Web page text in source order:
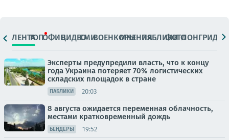
ЛЕНТАТОПОФИЦ.ВИДЕОСМИВОЕНКОРЫМНЕНИЯПАБЛИКИ
ФОТОЛОНГРИДЫ
Эксперты предупредили власть, что к концу
года Украина потеряет 70% логистических
складских площадок в стране
ПАБЛИКИ 20:03
8 августа ожидается переменная облачность,
местами кратковременный дождь
БЕНДЕРЫ 19:52